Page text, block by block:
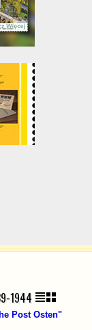
1944
Post Osten"